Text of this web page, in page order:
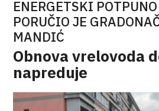
ENERGETSKI
PORUČIO JE
MANDIĆ
Obnova vrelovoda
napreduje